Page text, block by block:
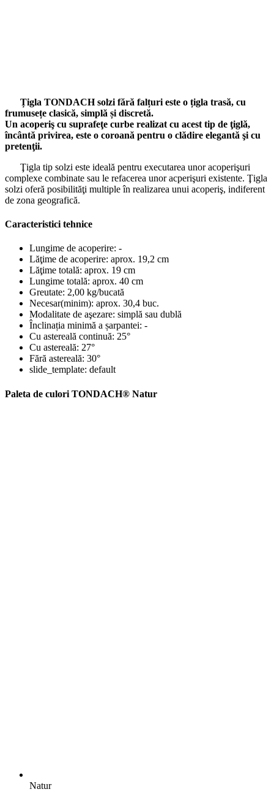
Țigla TONDACH solzi fără falțuri este o țigla trasă, cu
frumusețe clasică, simplă și discretă.
Un acoperiş cu suprafeţe curbe realizat cu acest tip de ţiglă,
încântă privirea, este o coroană pentru o clădire elegantă şi cu
pretenţii.
Ţigla tip solzi este ideală pentru executarea unor acoperişuri
complexe combinate sau le refacerea unor acperişuri existente. Ţigla
solzi oferă posibilităţi multiple în realizarea unui acoperiş, indiferent
de zona geografică.
Caracteristici tehnice
Lungime de acoperire: -
Lăţime de acoperire: aprox. 19,2 cm
Lăţime totală: aprox. 19 cm
Lungime totală: aprox. 40 cm
Greutate: 2,00 kg/bucată
Necesar(minim): aprox. 30,4 buc.
Modalitate de aşezare: simplă sau dublă
Înclinația minimă a șarpantei: -
Cu astereală continuă: 25°
Cu astereală: 27°
Fără astereală: 30°
slide_template: default
Paleta de culori TONDACH® Natur
Natur